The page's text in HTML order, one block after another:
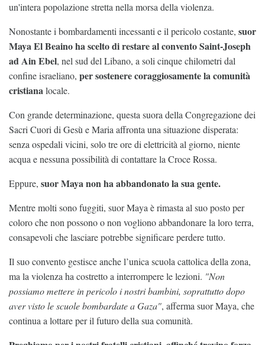
un'intera popolazione stretta nella morsa della violenza.
Nonostante i bombardamenti incessanti e il pericolo costante, suor
Maya El Beaino ha scelto di restare al convento Saint-Joseph
ad Ain Ebel, nel sud del Libano, a soli cinque chilometri dal
confine israeliano, per sostenere coraggiosamente la comunità
cristianalocale.
Con grande determinazione, questa suora della Congregazione dei
Sacri Cuori di Gesù e Maria affronta una situazione disperata:
senza ospedali vicini, solo tre ore di elettricità al giorno, niente
acqua e nessuna possibilità di contattare la Croce Rossa.
Eppure, suor Maya non ha abbandonato la sua gente.
Mentre molti sono fuggiti, suor Maya è rimasta al suo posto per
coloro che non possono o non vogliono abbandonare la loro terra,
consapevoli che lasciare potrebbe significare perdere tutto.
Il suo convento gestisce anche l’unica scuola cattolica della zona,
ma la violenza ha costretto a interrompere le lezioni. "Non
possiamo mettere in pericolo i nostri bambini, soprattutto dopo
aver visto le scuole bombardate a Gaza", afferma suor Maya, che
continua a lottare per il futuro della sua comunità.